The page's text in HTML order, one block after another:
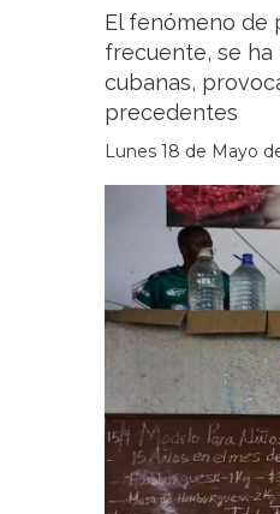
El fenómeno de
frecuente, se ha
cubanas,
precedentes
Lunes 18 de Mayo